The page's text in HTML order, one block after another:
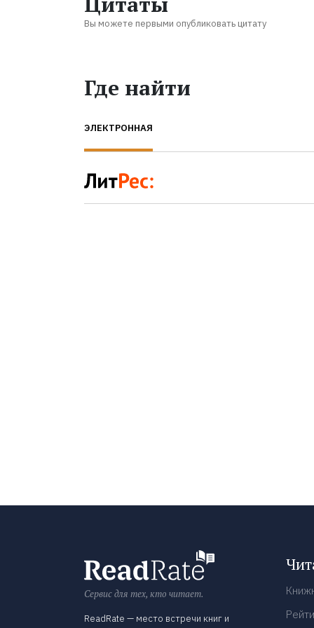
Вы можете первыми опубликовать цитату
Где найти
ЭЛЕКТРОННАЯ
Сервис для тех, кто читает.
ReadRate — место встречи книг и